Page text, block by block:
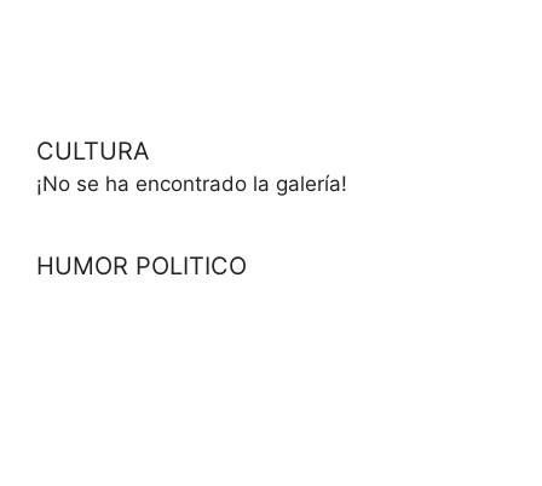
CULTURA
¡No se ha encontrado la galería!
HUMOR POLITICO